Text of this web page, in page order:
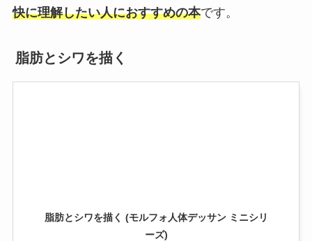
快に理解したい人におすすめの本です。
脂肪とシワを描く
脂肪とシワを描く (モルフォ人体デッサン ミニシリ
ーズ)